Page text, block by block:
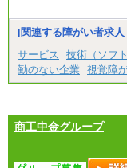
[関連する障がい者求
サービス
技術（ソフ
勤のない企業
視覚障
商工中金グループ